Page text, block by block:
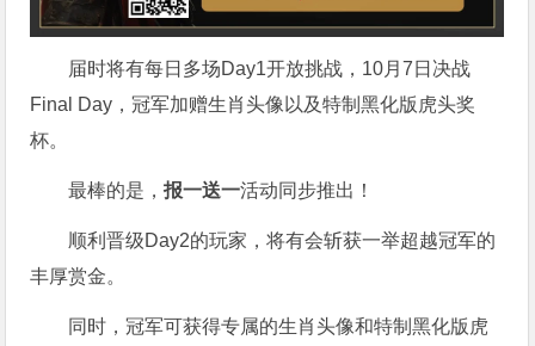
届时将有每日多场Day1开放挑战，10月7日决战
Final Day，冠军加赠生肖头像以及特制黑化版虎头奖
杯。
最棒的是，报一送一活动同步推出！
顺利晋级Day2的玩家，将有会斩获一举超越冠军的
丰厚赏金。
同时，冠军可获得专属的生肖头像和特制黑化版虎